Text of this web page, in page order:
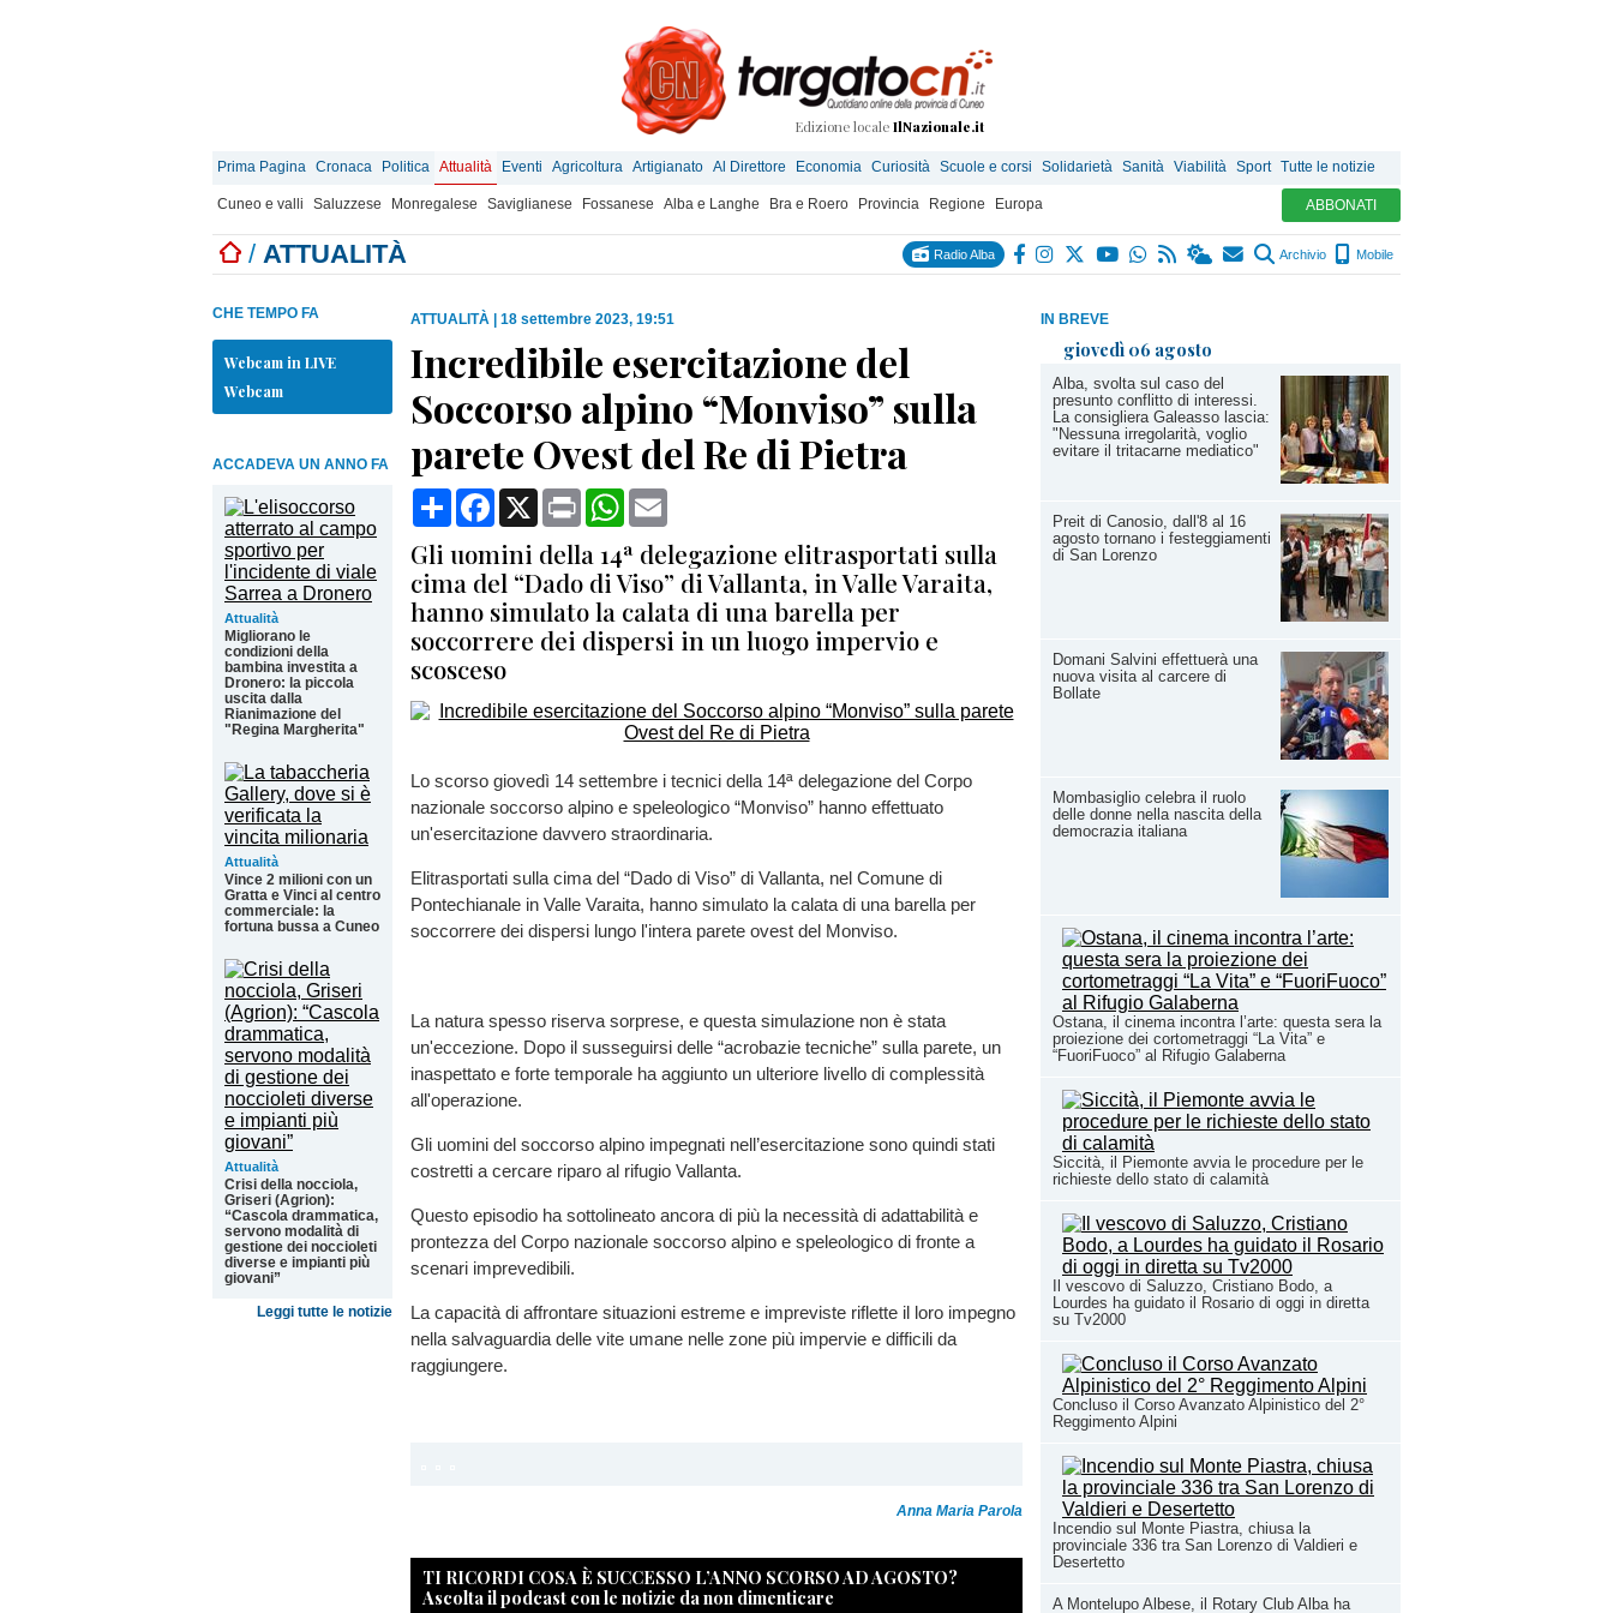
Edizione locale IlNazionale.it
Prima Pagina Cronaca Politica Attualità Eventi Agricoltura Artigianato Al Direttore Economia Curiosità Scuole e corsi Solidarietà Sanità Viabilità Sport Tutte le notizie
Cuneo e valli Saluzzese Monregalese Saviglianese Fossanese Alba e Langhe Bra e Roero Provincia Regione Europa ABBONATI
/ ATTUALITÀ Radio Alba Archivio Mobile
IN BREVE
giovedì 06 agosto
Alba, svolta sul caso del
presunto conflitto di interessi.
La consigliera Galeasso lascia:
"Nessuna irregolarità, voglio
evitare il tritacarne mediatico"
Preit di Canosio, dall'8 al 16
agosto tornano i festeggiamenti
di San Lorenzo
Domani Salvini effettuerà una
nuova visita al carcere di
Bollate
Mombasiglio celebra il ruolo
delle donne nella nascita della
democrazia italiana
Ostana, il cinema incontra l’arte: questa sera la
proiezione dei cortometraggi “La Vita” e
“FuoriFuoco” al Rifugio Galaberna
Siccità, il Piemonte avvia le procedure per le
richieste dello stato di calamità
Il vescovo di Saluzzo, Cristiano Bodo, a
Lourdes ha guidato il Rosario di oggi in diretta
su Tv2000
Concluso il Corso Avanzato Alpinistico del 2°
Reggimento Alpini
Incendio sul Monte Piastra, chiusa la
provinciale 336 tra San Lorenzo di Valdieri e
Desertetto
A Montelupo Albese, il Rotary Club Alba ha
CHE TEMPO FA
Webcam in LIVE
Webcam
ACCADEVA UN ANNO FA
Attualità
Migliorano le
condizioni della
bambina investita a
Dronero: la piccola
uscita dalla
Rianimazione del
"Regina Margherita"
Attualità
Vince 2 milioni con un
Gratta e Vinci al centro
commerciale: la
fortuna bussa a Cuneo
Attualità
Crisi della nocciola,
Griseri (Agrion):
“Cascola drammatica,
servono modalità di
gestione dei noccioleti
diverse e impianti più
giovani”
Leggi tutte le notizie
ATTUALITÀ 18 settembre 2023, 19:51
Incredibile esercitazione del
Soccorso alpino “Monviso” sulla
parete Ovest del Re di Pietra
CondividiFacebook
X Print WhatsApp
Gli uomini della 14ª delegazione elitrasportati sulla
cima del “Dado di Viso” di Vallanta, in Valle Varaita,
hanno simulato la calata di una barella per
soccorrere dei dispersi in un luogo impervio e
scosceso
Lo scorso giovedì 14 settembre i tecnici della 14ª delegazione del Corpo
nazionale soccorso alpino e speleologico “Monviso” hanno effettuato
un'esercitazione davvero straordinaria.
Elitrasportati sulla cima del “Dado di Viso” di Vallanta, nel Comune di
Pontechianale in Valle Varaita, hanno simulato la calata di una barella per
soccorrere dei dispersi lungo l'intera parete ovest del Monviso.
La natura spesso riserva sorprese, e questa simulazione non è stata
un'eccezione. Dopo il susseguirsi delle “acrobazie tecniche” sulla parete, un
inaspettato e forte temporale ha aggiunto un ulteriore livello di complessità
all'operazione.
Gli uomini del soccorso alpino impegnati nell’esercitazione sono quindi stati
costretti a cercare riparo al rifugio Vallanta.
Questo episodio ha sottolineato ancora di più la necessità di adattabilità e
prontezza del Corpo nazionale soccorso alpino e speleologico di fronte a
scenari imprevedibili.
La capacità di affrontare situazioni estreme e impreviste riflette il loro impegno
nella salvaguardia delle vite umane nelle zone più impervie e difficili da
raggiungere.
Anna Maria Parola
TI RICORDI COSA È SUCCESSO L’ANNO SCORSO AD AGOSTO?
Ascolta il podcast con le notizie da non dimenticare